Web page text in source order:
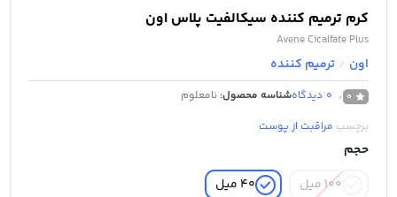
کرم ترمیم کننده سیکالفیت پلاس اون
Avene Cicalfate Plus
اون / ترمیم کننده
0
0 دیدگاهشناسه محصول:نامعلوم
برچسب مراقبت از پوست
حجم
100 میل
40 میل